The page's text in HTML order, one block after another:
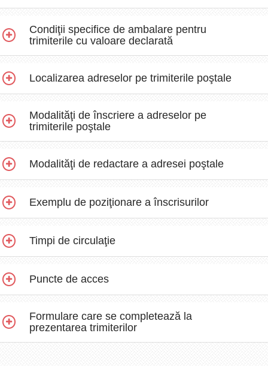
Condiţii specifice de ambalare pentru
trimiterile cu valoare declarată
Localizarea adreselor pe trimiterile poştale
Modalităţi de înscriere a adreselor pe
trimiterile poştale
Modalităţi de redactare a adresei poştale
Exemplu de poziţionare a înscrisurilor
Timpi de circulaţie
Puncte de acces
Formulare care se completează la
prezentarea trimiterilor